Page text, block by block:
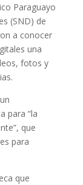
Paraguayo
(SND) de
a conocer
una
fotos y
para “la
que
para
que